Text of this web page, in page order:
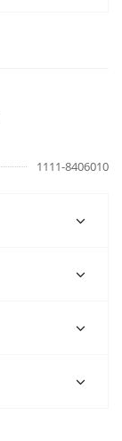
1111-8406010